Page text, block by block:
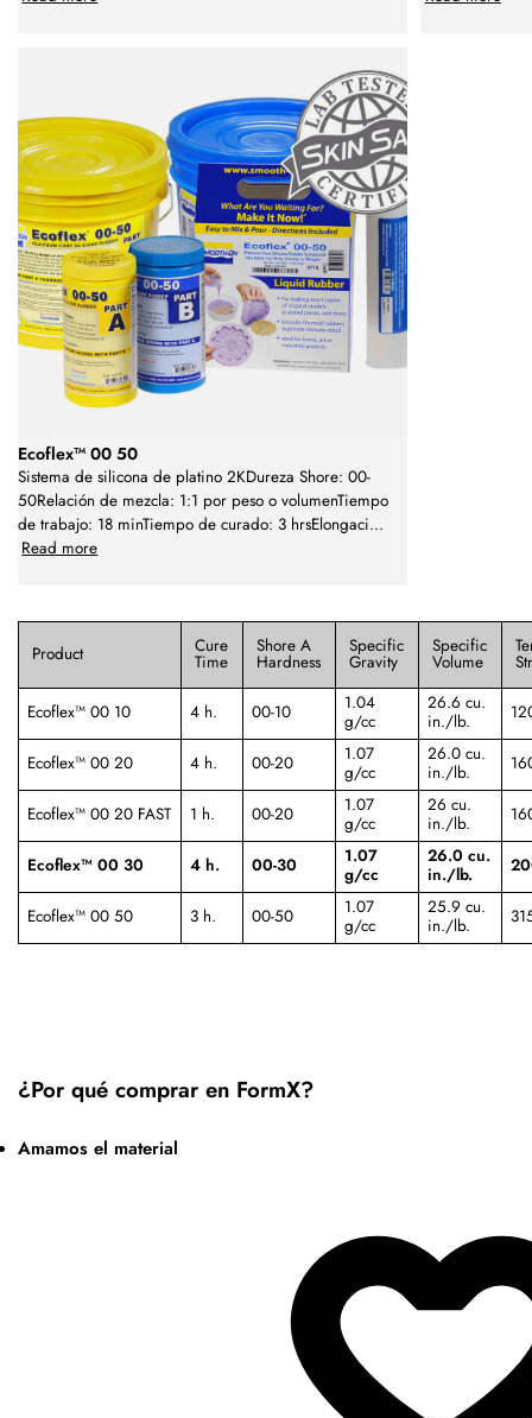
Ecoflex™ 00 50
Sistema de silicona de platino 2KDureza Shore: 00-
50Relación de mezcla: 1:1 por peso o volumenTiempo
de trabajo: 18 minTiempo de curado: 3 hrsElongaci...
Read more
Product Cure
Time
Shore A
Hardness
Specific
Gravity
Specific
Volume
Ecoflex™ 00 10 4 h. 00-10
1.04
g/cc
26.6 cu.
in./lb.
Ecoflex™ 00 20 4 h. 00-20
1.07
g/cc
26.0 cu.
in./lb.
Ecoflex™ 00 20 FAST 1 h. 00-20
1.07
g/cc
26 cu.
in./lb.
Ecoflex™ 00 30 4 h. 00-30
1.07
g/cc
26.0 cu.
in./lb.
Ecoflex™ 00 50 3 h. 00-50
1.07
g/cc
25.9 cu.
in./lb.
¿Por qué comprar en FormX?
Amamos el material